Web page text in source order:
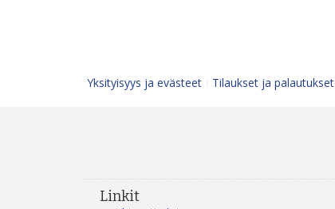
Yksityisyys ja evästeet Tilaukset ja palautukset
Linkit